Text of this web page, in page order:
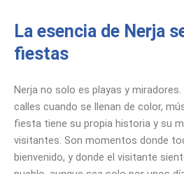
La esencia de Nerja
fiestas
Nerja no solo es playas y
calles cuando se llenan de color,
fiesta tiene su propia historia y su
visitantes. Son momentos donde
bienvenido, y donde el visitante